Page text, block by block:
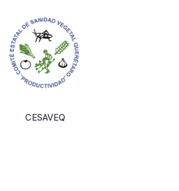
CESAVEQ